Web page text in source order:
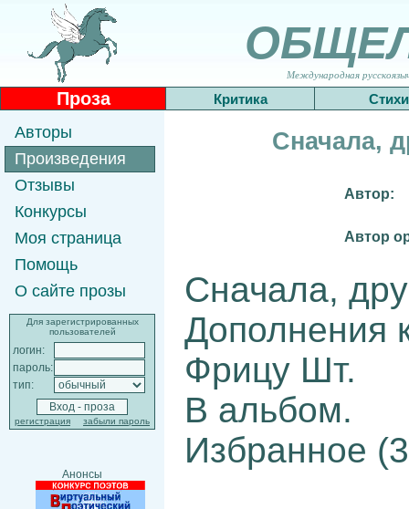
Международная
Проза Критика Стихи
Авторы
Произведения
Отзывы
Конкурсы
Моя страница
Помощь
О сайте прозы
Для зарегистрированных
пользователей
логин:
пароль:
тип:
регистрация забыли пароль
Анонсы
Сначала,
Автор:
Автор
Сначала,
Дополнения
Фрицу Шт.
В альбом.
Избранное